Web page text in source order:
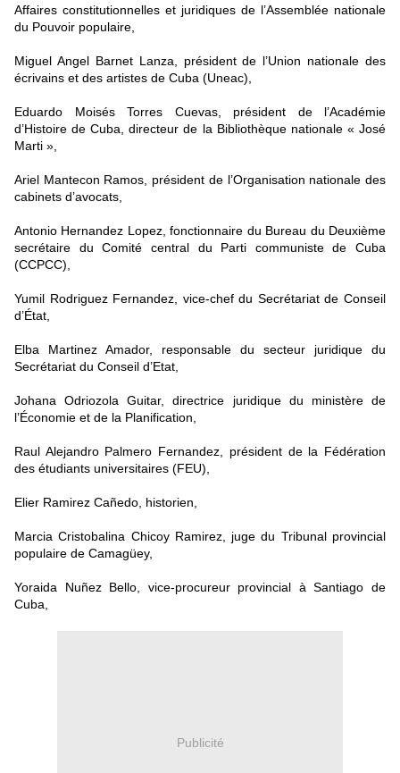
Affaires constitutionnelles et juridiques de l’Assemblée nationale
du Pouvoir populaire,
Miguel Angel Barnet Lanza, président de l’Union nationale des
écrivains et des artistes de Cuba (Uneac),
Eduardo Moisés Torres Cuevas, président de l’Académie
d’Histoire de Cuba, directeur de la Bibliothèque nationale « José
Marti »,
Ariel Mantecon Ramos, président de l’Organisation nationale des
cabinets d’avocats,
Antonio Hernandez Lopez, fonctionnaire du Bureau du Deuxième
secrétaire du Comité central du Parti communiste de Cuba
(CCPCC),
Yumil Rodriguez Fernandez, vice-chef du Secrétariat de Conseil
d’État,
Elba Martinez Amador, responsable du secteur juridique du
Secrétariat du Conseil d’Etat,
Johana Odriozola Guitar, directrice juridique du ministère de
l’Économie et de la Planification,
Raul Alejandro Palmero Fernandez, président de la Fédération
des étudiants universitaires (FEU),
Elier Ramirez Cañedo, historien,
Marcia Cristobalina Chicoy Ramirez, juge du Tribunal provincial
populaire de Camagüey,
Yoraida Nuñez Bello, vice-procureur provincial à Santiago de
Cuba,
Publicité